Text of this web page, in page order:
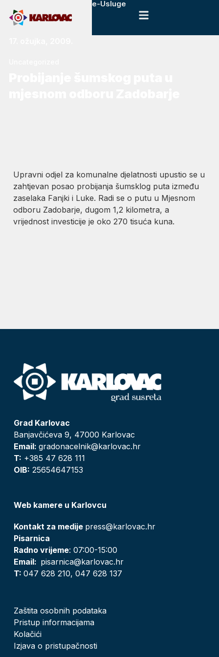
e-Usluge
Upravni odjel za komunalne djelatnosti upustio se u
zahtjevan posao probijanja šumsklog puta između
zaselaka Fanjki i Luke. Radi se o putu u Mjesnom
odboru Zadobarje, dugom 1,2 kilometra, a
vrijednost investicije je oko 270 tisuća kuna.
Grad Karlovac
Banjavčićeva 9, 47000 Karlovac
Email: gradonacelnik@karlovac.hr
T: +385 47 628 111
OIB: 25654647153
Web kamere u Karlovcu
Kontakt za medije press@karlovac.hr
Pisarnica
Radno vrijeme: 07:00-15:00
Email: pisarnica@karlovac.hr
T: 047 628 210, 047 628 137
Zaštita osobnih podataka
Pristup informacijama
Kolačići
Izjava o pristupačnosti